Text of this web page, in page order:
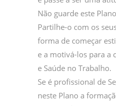
Não guarde este
Partilhe-o com os
forma de começar
e a motivá-los para a
e Saúde no Trabalho.
Se é profissional de
neste Plano a